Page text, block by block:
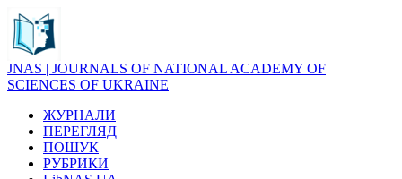
JNAS | JOURNALS OF NATIONAL ACADEMY OF
SCIENCES OF UKRAINE
ЖУРНАЛИ
ПЕРЕГЛЯД
ПОШУК
РУБРИКИ